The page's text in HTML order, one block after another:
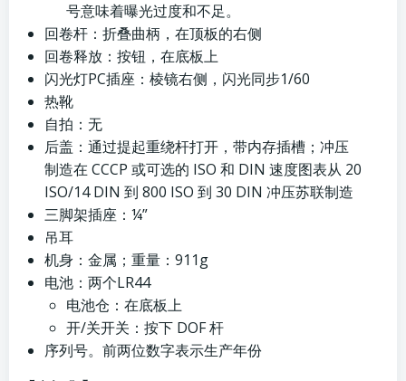
号意味着曝光过度和不足。
回卷杆：折叠曲柄，在顶板的右侧
回卷释放：按钮，在底板上
闪光灯PC插座：棱镜右侧，闪光同步1/60
热靴
自拍：无
后盖：通过提起重绕杆打开，带内存插槽；冲压
制造在 CCCP 或可选的 ISO 和 DIN 速度图表从 20
ISO/14 DIN 到 800 ISO 到 30 DIN 冲压苏联制造
三脚架插座：¼”
吊耳
机身：金属；重量：911g
电池：两个LR44
电池仓：在底板上
开/关开关：按下 DOF 杆
序列号。前两位数字表示生产年份